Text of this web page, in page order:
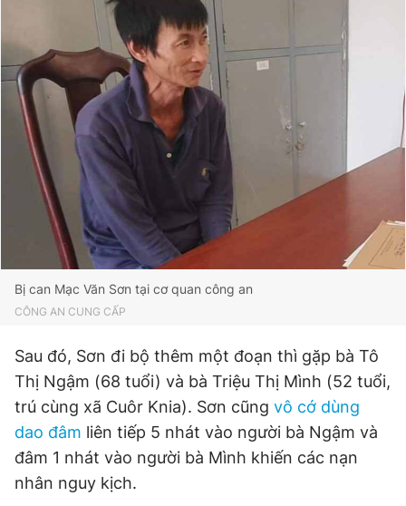
0906 645 777 0908 780 404
Đặt báo Quảng cáo RSS Tòa soạn Chính sách bảo
Tổng biên tập: Nguyễn Ngọc Toàn
Phó tổng biên tập thường trực: Hải Thành
Phó tổng biên tập: Lâm Hiếu Dũng
Phó tổng biên tập: Trần Việt Hưng
Tổng thư ký tòa soạn: Đức Trung
Giấy phép xuất bản số 110/GP - BTTTT cấp ngày 24.3.2020
© 2003-2026 Bản quyền thuộc về Báo Thanh Niên. Cấm sao
chép dưới mọi hình thức nếu không có sự chấp thuận bằng văn
bản. Phát triển bởi ePi Technologies, JSC.
Bị can Mạc Văn Sơn tại cơ quan công an
CÔNG AN CUNG CẤP
Sau đó, Sơn đi bộ thêm một đoạn thì gặp bà Tô
Thị Ngậm (68 tuổi) và bà Triệu Thị Mình (52 tuổi,
trú cùng xã Cuôr Knia). Sơn cũng vô cớ dùng
dao đâm liên tiếp 5 nhát vào người bà Ngậm và
đâm 1 nhát vào người bà Mình khiến các nạn
nhân nguy kịch.